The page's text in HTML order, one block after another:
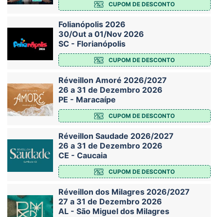
CUPOM DE DESCONTO
Folianópolis 2026
30/Out a 01/Nov 2026
SC - Florianópolis
CUPOM DE DESCONTO
Réveillon Amoré 2026/2027
26 a 31 de Dezembro 2026
PE - Maracaípe
CUPOM DE DESCONTO
Réveillon Saudade 2026/2027
26 a 31 de Dezembro 2026
CE - Caucaia
CUPOM DE DESCONTO
Réveillon dos Milagres 2026/2027
27 a 31 de Dezembro 2026
AL - São Miguel dos Milagres